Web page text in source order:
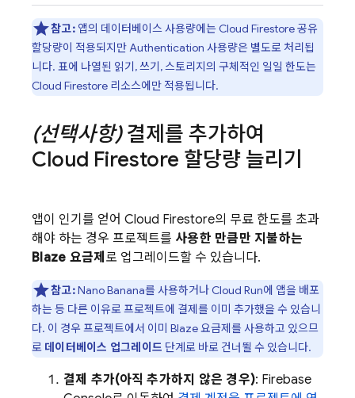
참고:앱의 데이터베이스 사용량에는 Cloud Firestore공유
할당량이 적용되지만Authentication 사용량은 별도로 처리됩
니다. 표에 나열된 읽기, 쓰기, 스토리지의 구체적인 일일 한도는
Cloud Firestore 리소스에만 적용됩니다.
(선택사항)결제를 추가하여
Cloud Firestore 할당량 늘리기
앱이 인기를 얻어 Cloud Firestore의 무료 한도를 초과
해야 하는 경우 프로젝트를 사용한 만큼만 지불하는
Blaze 요금제 로 업그레이드할 수 있습니다.
참고:Nano Banana를 사용하거나 Cloud Run에 앱을 배포
하는 등 다른 이유로 프로젝트에 결제를 이미 추가했을 수 있습니
다. 이 경우 프로젝트에서 이미 Blaze 요금제를 사용하고 있으므
로 데이터베이스 업그레이드 단계로 바로 건너뛸 수 있습니다.
결제 추가(아직 추가하지 않은 경우): Firebase